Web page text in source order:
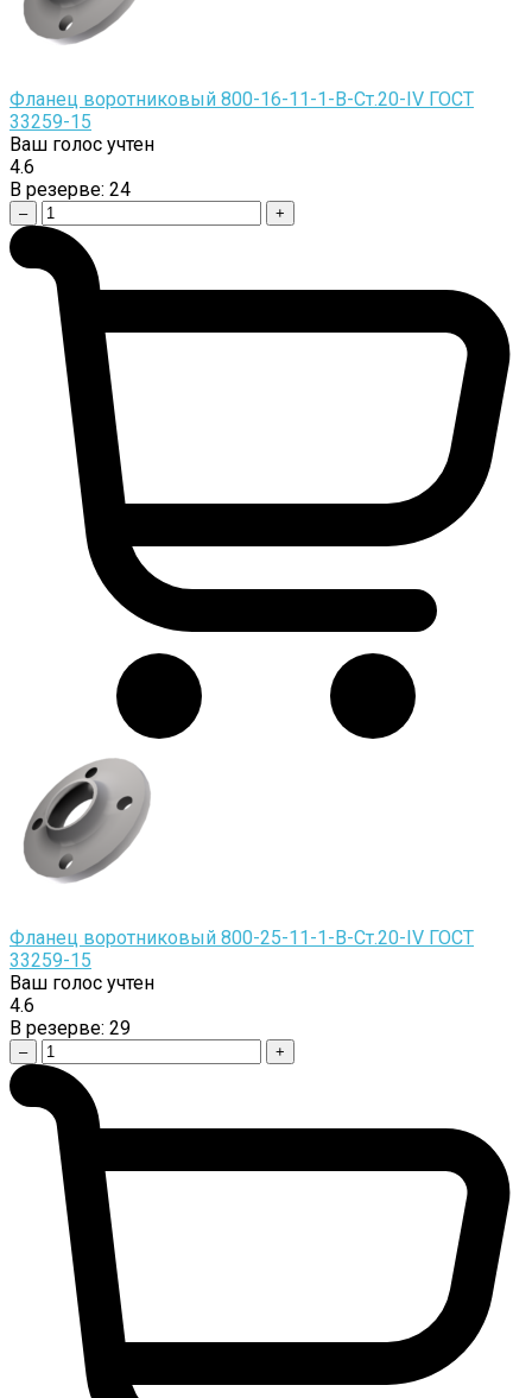
Фланец воротниковый 800-16-11-1-B-Cт.20-IV ГОСТ
33259-15
Ваш голос учтен
4.6
В резерве: 24
– +
Фланец воротниковый 800-25-11-1-B-Cт.20-IV ГОСТ
33259-15
Ваш голос учтен
4.6
В резерве: 29
– +